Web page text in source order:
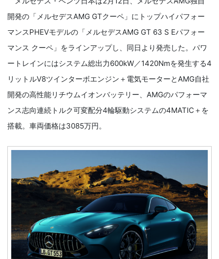
開発の「メルセデスAMG GTクーペ」にトップハイパフォー
マンスPHEVモデルの「メルセデスAMG GT 63 S Eパフォー
マンス クーペ」をラインアップし、同日より発売した。パワ
ートレインにはシステム総出力600kW／1420Nmを発生する4
リットルV8ツインターボエンジン＋電気モーターとAMG自社
開発の高性能リチウムイオンバッテリー、AMGのパフォーマ
ンス志向連続トルク可変配分4輪駆動システムの4MATIC＋を
搭載。車両価格は3085万円。